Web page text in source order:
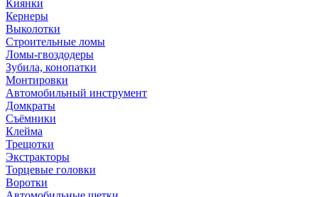
Киянки
Кернеры
Выколотки
Строительные ломы
Ломы-гвоздодеры
Зубила, конопатки
Монтировки
Автомобильный инструмент
Домкраты
Съёмники
Клейма
Трещотки
Экстракторы
Торцевые головки
Воротки